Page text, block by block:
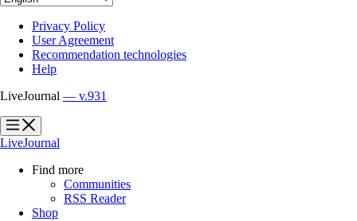
Privacy Policy
User Agreement
Recommendation technologies
Help
LiveJournal — v.931
?
?
LiveJournal
Find more
Communities
RSS Reader
Shop